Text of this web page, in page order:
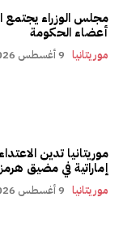
مجلس الوزراء يجتمع
أعضاء الحكومة
موريتانيا 9 أغسطس 2026، 10:03 صباحًا
موريتانيا تدين
إماراتية في مضيق هرمز
موريتانيا 9 أغسطس 2026، 09:32 صباحًا